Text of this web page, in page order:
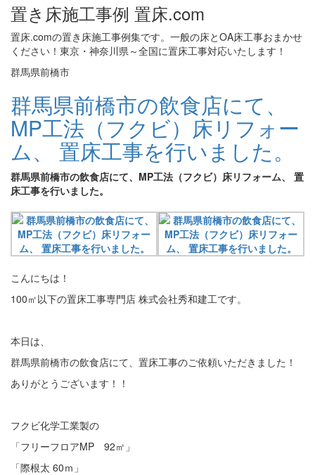
置き床施工事例 置床.com
置床.comの置き床施工事例集です。一般の床とOA床工事おまかせ
ください！東京・神奈川県～全国に置床工事対応いたします！
群馬県前橋市
群馬県前橋市の飲食店にて、
MP工法（フクビ）床リフォー
ム、 置床工事を行いました。
群馬県前橋市の飲食店にて、MP工法（フクビ）床リフォーム、 置
床工事を行いました。
こんにちは！
100㎡以下の置床工事専門店 株式会社秀和建工です。
本日は、
群馬県前橋市の飲食店にて、置床工事のご依頼いただきました！
ありがとうございます！！
フクビ化学工業製の
「フリーフロアMP 92㎡」
「際根太 60ｍ」